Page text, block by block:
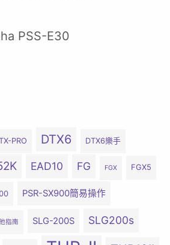
PSS-E30
PRO DTX6 DTX6樂手
EAD10 FG FGX FGX5
PSR-SX900簡易操作
指南 SLG-200S SLG200s